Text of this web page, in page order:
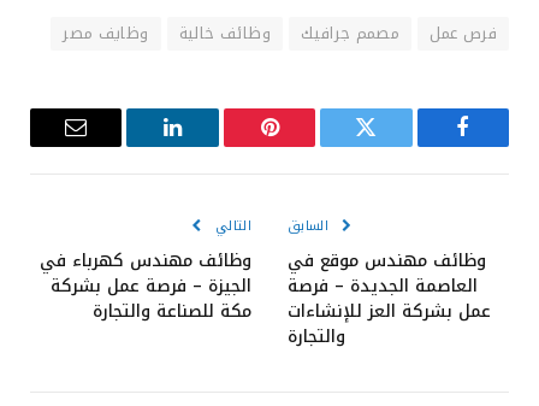
فرص عمل مصمم جرافيك وظائف خالية وظايف مصر
فيسبوك تويتر بينتيريست لينكدإن
البريد
السابق
وظائف مهندس موقع في
العاصمة الجديدة – فرصة
عمل بشركة العز للإنشاءات
والتجارة
التالي
وظائف مهندس كهرباء في
الجيزة – فرصة عمل بشركة
مكة للصناعة والتجارة